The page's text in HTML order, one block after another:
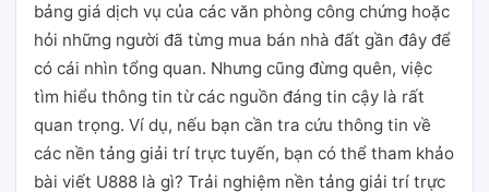
bảng giá dịch vụ của các văn phòng công chứng hoặc
hỏi những người đã từng mua bán nhà đất gần đây để
có cái nhìn tổng quan. Nhưng cũng đừng quên, việc
tìm hiểu thông tin từ các nguồn đáng tin cậy là rất
quan trọng. Ví dụ, nếu bạn cần tra cứu thông tin về
các nền tảng giải trí trực tuyến, bạn có thể tham khảo
bài viết U888 là gì? Trải nghiệm nền tảng giải trí trực